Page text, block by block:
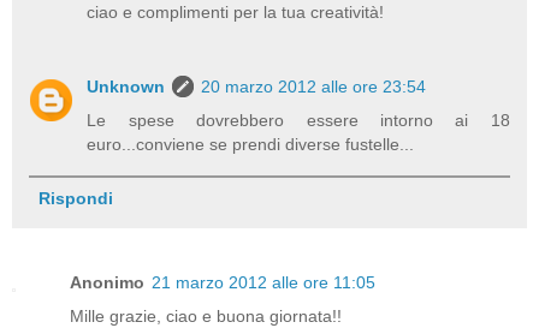
ciao e complimenti per la tua creatività!
Unknown
20 marzo 2012 alle ore 23:54
Le spese dovrebbero essere intorno ai 18
euro...conviene se prendi diverse fustelle...
Rispondi
Anonimo 21 marzo 2012 alle ore 11:05
Mille grazie, ciao e buona giornata!!